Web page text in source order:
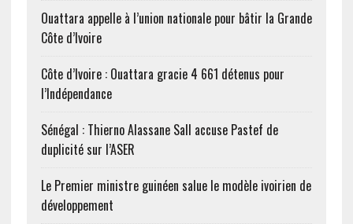
Ouattara appelle à l’union nationale pour bâtir la Grande
Côte d’Ivoire
Côte d’Ivoire : Ouattara gracie 4 661 détenus pour
l’Indépendance
Sénégal : Thierno Alassane Sall accuse Pastef de
duplicité sur l’ASER
Le Premier ministre guinéen salue le modèle ivoirien de
développement